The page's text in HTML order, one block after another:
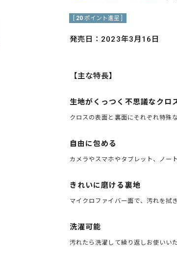
20 ポイント進呈 ]
発売日：2023年3月16日
【主な特長】
生地がくっつく不思議なクロ
クロスの表面と裏面にそれぞれ特殊
自由に包める
カメラやスマホやタブレット、ノー
きれいに磨ける裏地
マイクロファイバー面で、汚れを拭
洗濯可能
汚れたら洗濯して繰り返しお使いい